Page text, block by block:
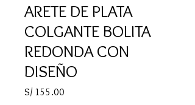
ARETE DE PLATA
COLGANTE BOLITA
REDONDA CON
DISEÑO
S/ 155.00